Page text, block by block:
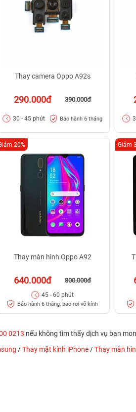
Thay camera Oppo A92s
290.000đ 390.000đ
30 - 45 phút Bảo hành 6 tháng
Thay màn hình Oppo A92
640.000đ 800.000đ
20%
45 - 60 phút
Bảo hành 6 tháng, bao rơi vỡ kính
Giảm
0213 nếu không tìm thấy dịch vụ bạn
/Thay mặt kính iPhone /Thay màn